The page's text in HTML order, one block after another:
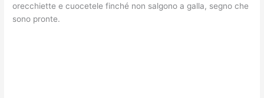
orecchiette e cuocetele finché non salgono a galla, segno che
sono pronte.